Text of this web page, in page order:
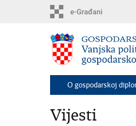
O gospodarskoj
Vijesti